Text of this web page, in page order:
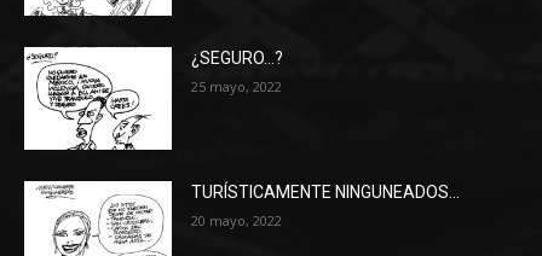
¿SEGURO…?
25 mayo, 2022
TURÍSTICAMENTE NINGUNEADOS…
20 mayo, 2022